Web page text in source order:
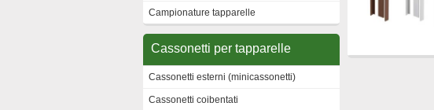
Campionature tapparelle
Cassonetti per tapparelle
Cassonetti esterni (minicassonetti)
Cassonetti coibentati